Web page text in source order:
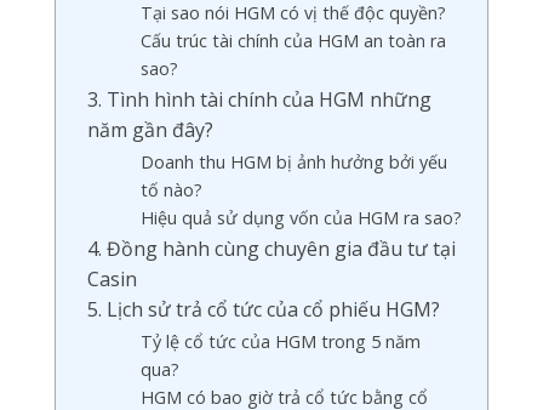
Tại sao nói HGM có vị thế độc quyền?
Cấu trúc tài chính của HGM an toàn ra
sao?
3. Tình hình tài chính của HGM những
năm gần đây?
Doanh thu HGM bị ảnh hưởng bởi yếu
tố nào?
Hiệu quả sử dụng vốn của HGM ra sao?
4. Đồng hành cùng chuyên gia đầu tư tại
Casin
5. Lịch sử trả cổ tức của cổ phiếu HGM?
Tỷ lệ cổ tức của HGM trong 5 năm
qua?
HGM có bao giờ trả cổ tức bằng cổ